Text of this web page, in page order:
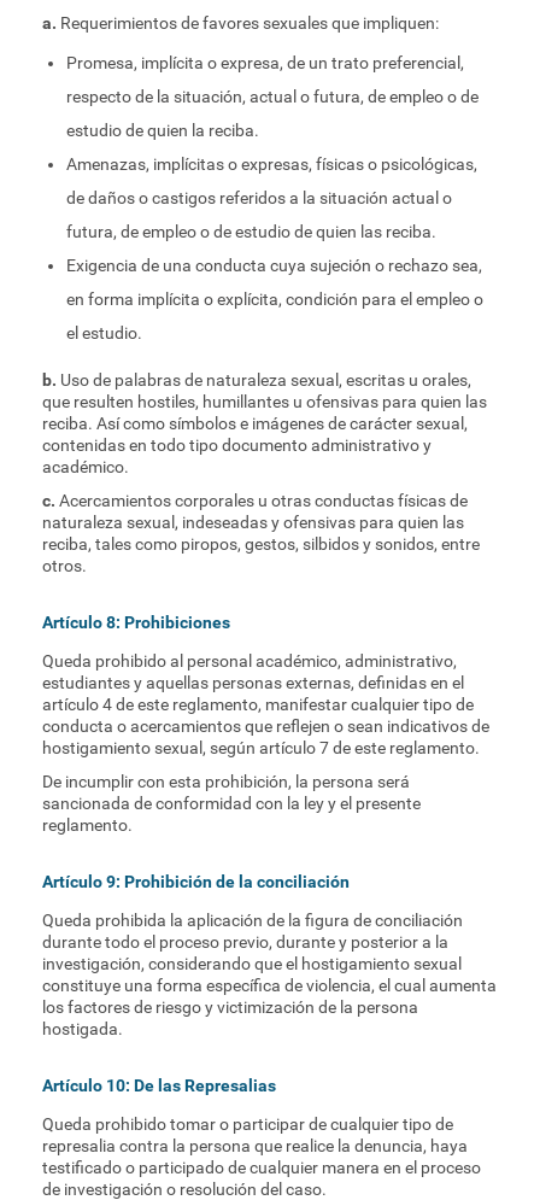
a. Requerimientos de favores sexuales que impliquen:
Promesa, implícita o expresa, de un trato preferencial,
respecto de la situación, actual o futura, de empleo o de
estudio de quien la reciba.
Amenazas, implícitas o expresas, físicas o psicológicas,
de daños o castigos referidos a la situación actual o
futura, de empleo o de estudio de quien las reciba.
Exigencia de una conducta cuya sujeción o rechazo sea,
en forma implícita o explícita, condición para el empleo o
el estudio.
b. Uso de palabras de naturaleza sexual, escritas u orales,
que resulten hostiles, humillantes u ofensivas para quien las
reciba. Así como símbolos e imágenes de carácter sexual,
contenidas en todo tipo documento administrativo y
académico.
c. Acercamientos corporales u otras conductas físicas de
naturaleza sexual, indeseadas y ofensivas para quien las
reciba, tales como piropos, gestos, silbidos y sonidos, entre
otros.
Artículo 8: Prohibiciones
Queda prohibido al personal académico, administrativo,
estudiantes y aquellas personas externas, definidas en el
artículo 4 de este reglamento, manifestar cualquier tipo de
conducta o acercamientos que reflejen o sean indicativos de
hostigamiento sexual, según artículo 7 de este reglamento.
De incumplir con esta prohibición, la persona será
sancionada de conformidad con la ley y el presente
reglamento.
Artículo 9: Prohibición de la conciliación
Queda prohibida la aplicación de la figura de conciliación
durante todo el proceso previo, durante y posterior a la
investigación, considerando que el hostigamiento sexual
constituye una forma específica de violencia, el cual aumenta
los factores de riesgo y victimización de la persona
hostigada.
Artículo 10: De las Represalias
Queda prohibido tomar o participar de cualquier tipo de
represalia contra la persona que realice la denuncia, haya
testificado o participado de cualquier manera en el proceso
de investigación o resolución del caso.